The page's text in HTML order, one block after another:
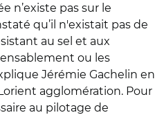
n’existe pas sur le
qu’il n'existait pas de
au sel et aux
ou les
Jérémie Gachelin en
agglomération. Pour
au pilotage de